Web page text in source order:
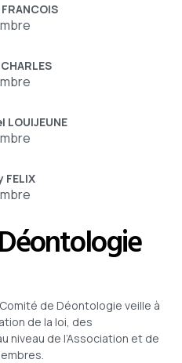
LOUIJEUNE
FELIX
de Déontologie veille à
de la loi, des
de l’Association et de